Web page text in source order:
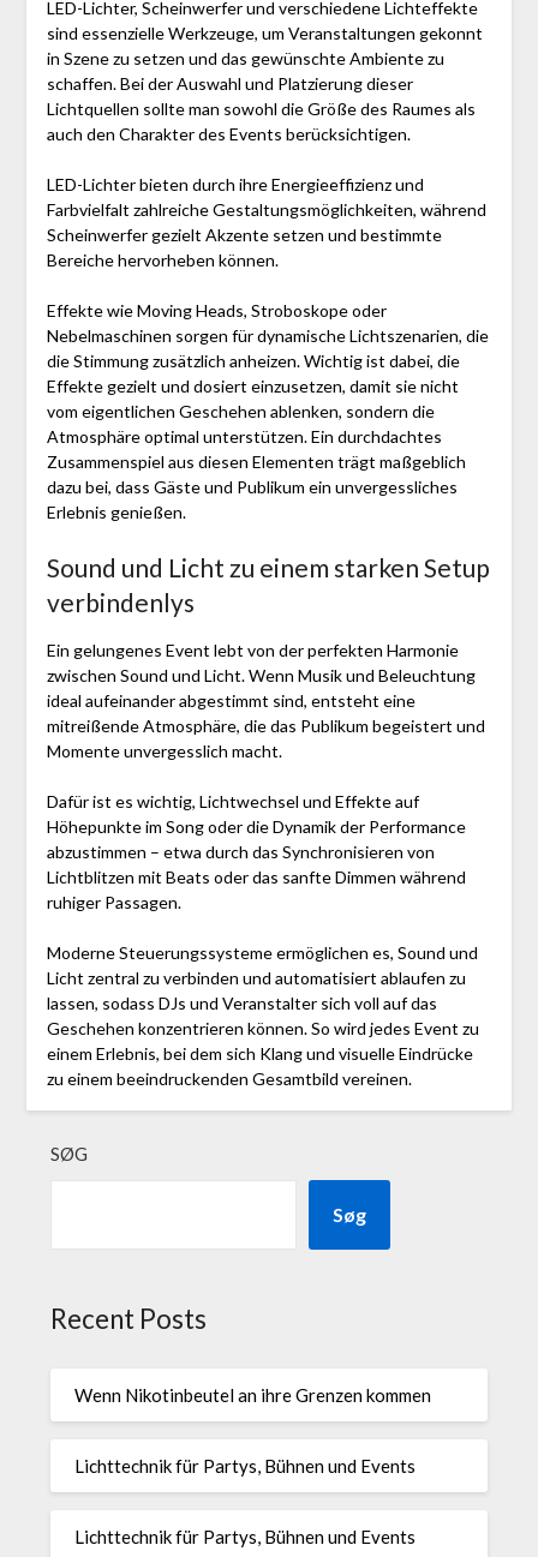
LED-Lichter, Scheinwerfer und verschiedene Lichteffekte
sind essenzielle Werkzeuge, um Veranstaltungen gekonnt
in Szene zu setzen und das gewünschte Ambiente zu
schaffen. Bei der Auswahl und Platzierung dieser
Lichtquellen sollte man sowohl die Größe des Raumes als
auch den Charakter des Events berücksichtigen.
LED-Lichter bieten durch ihre Energieeffizienz und
Farbvielfalt zahlreiche Gestaltungsmöglichkeiten, während
Scheinwerfer gezielt Akzente setzen und bestimmte
Bereiche hervorheben können.
Effekte wie Moving Heads, Stroboskope oder
Nebelmaschinen sorgen für dynamische Lichtszenarien, die
die Stimmung zusätzlich anheizen. Wichtig ist dabei, die
Effekte gezielt und dosiert einzusetzen, damit sie nicht
vom eigentlichen Geschehen ablenken, sondern die
Atmosphäre optimal unterstützen. Ein durchdachtes
Zusammenspiel aus diesen Elementen trägt maßgeblich
dazu bei, dass Gäste und Publikum ein unvergessliches
Erlebnis genießen.
Sound und Licht zu einem starken Setup
verbindenlys
Ein gelungenes Event lebt von der perfekten Harmonie
zwischen Sound und Licht. Wenn Musik und Beleuchtung
ideal aufeinander abgestimmt sind, entsteht eine
mitreißende Atmosphäre, die das Publikum begeistert und
Momente unvergesslich macht.
Dafür ist es wichtig, Lichtwechsel und Effekte auf
Höhepunkte im Song oder die Dynamik der Performance
abzustimmen – etwa durch das Synchronisieren von
Lichtblitzen mit Beats oder das sanfte Dimmen während
ruhiger Passagen.
Moderne Steuerungssysteme ermöglichen es, Sound und
Licht zentral zu verbinden und automatisiert ablaufen zu
lassen, sodass DJs und Veranstalter sich voll auf das
Geschehen konzentrieren können. So wird jedes Event zu
einem Erlebnis, bei dem sich Klang und visuelle Eindrücke
zu einem beeindruckenden Gesamtbild vereinen.
SØG
Søg
Recent Posts
Wenn Nikotinbeutel an ihre Grenzen kommen
Lichttechnik für Partys, Bühnen und Events
Lichttechnik für Partys, Bühnen und Events